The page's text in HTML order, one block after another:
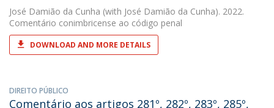
José Damião da Cunha (with José Damião da Cunha). 2022.
Comentário conimbricense ao código penal
DOWNLOAD AND MORE DETAILS
DIREITO PÚBLICO
Comentário aos artigos 281º, 282º, 283º, 285º,